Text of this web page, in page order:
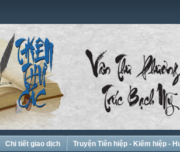
Chi tiết giao dịch
Truyện Tiên hiệp - Kiếm hiệp -